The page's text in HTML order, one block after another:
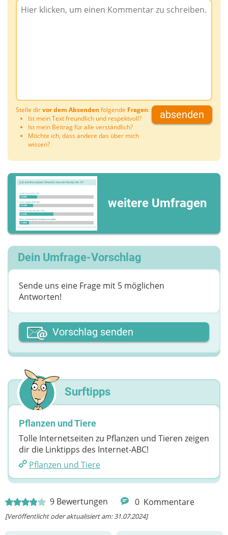
Stelle dirvor dem Absenden folgende Fragen:
Ist mein Text freundlich und respektvoll?
Ist mein Beitrag für alle verständlich?
Möchte ich, dass andere das über mich
wissen?
absenden
9 Bewertungen 0 Kommentare
[Veröffentlicht oder aktualisiert am: 31.07.2024]
weitere Umfragen
Dein Umfrage-Vorschlag
Sende uns eine Frage mit 5 möglichen
Antworten!
Dein Vor- oder Spitzname
Deine Nachricht
Vorschlag senden
Surftipps
Pflanzen und Tiere
Tolle Internetseiten zu Pflanzen und Tieren zeigen
dir die Linktipps des Internet-ABC!
Pflanzen und Tiere